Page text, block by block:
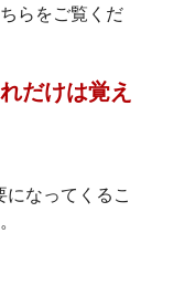
らをご覧くだ
だけは覚え
なってくるこ